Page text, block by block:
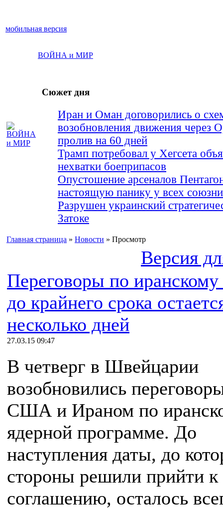
мобильная версия
ВОЙНА и МИР
Сюжет дня
Иран и Оман договорились о
возобновления движения через
пролив на 60 дней
Трамп потребовал у Хегсета
нехватки боеприпасов
Опустошение арсеналов
настоящую панику у всех
Разрушен украинский
Затоке
Главная страница » Новости » Просмотр
Версия
Переговоры по иранскому
до крайнего срока
несколько дней
27.03.15 09:47
В четверг в Швейцарии
возобновились
США и Ираном по
ядерной программе. До
наступления даты, до
стороны решили прийти к
соглашению, осталось